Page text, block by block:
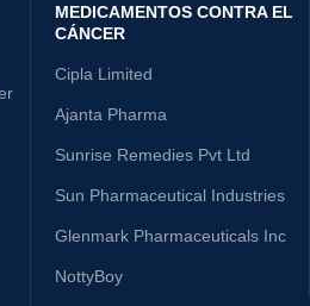
MEDICAMENTOS CONTRA EL
CÁNCER
Cipla Limited
Ajanta Pharma
Sunrise Remedies Pvt Ltd
Sun Pharmaceutical Industries
Glenmark Pharmaceuticals Inc
NottyBoy